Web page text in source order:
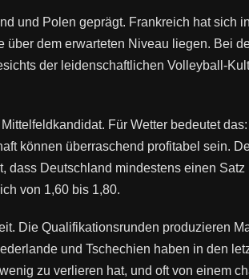
und Polen geprägt. Frankreich hat sich
dem erwarteten Niveau liegen. Bei
der leidenschaftlichen Volleyball-
Für Wetter bedeutet
können überraschend profitabel sein.
dass Deutschland mindestens einen
von 1,60 bis 1,80.
Die Qualifikationsrunden produzieren
und Tschechien haben in den
zu verlieren hat, und oft von einem